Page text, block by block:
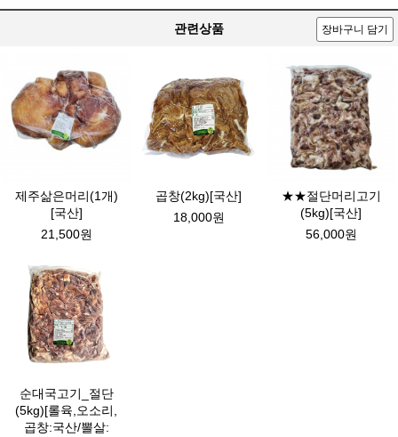
관련상품 장바구니 담기
제주삶은머리(1개)
[국산]
21,500원
곱창(2kg)[국산]
18,000원
★★절단머리고기
(5kg)[국산]
56,000원
순대국고기_절단
(5kg)[롤육,오소리,
곱창:국산/뽈살: